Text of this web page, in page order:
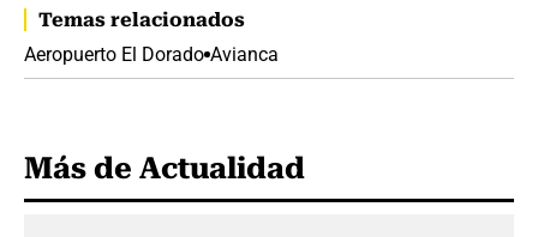
Temas relacionados
Aeropuerto El Dorado Avianca
Más de Actualidad